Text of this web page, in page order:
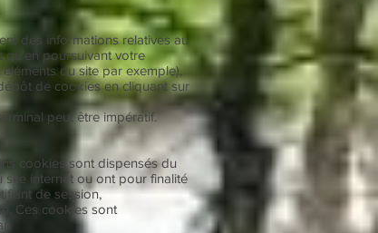
des informations relatives au
poursuivant votre
du site par exemple),
de cookies en cliquant sur
peut être impératif.
cookies sont dispensés du
site internet ou ont pour finalité
de session,
Ces cookies sont